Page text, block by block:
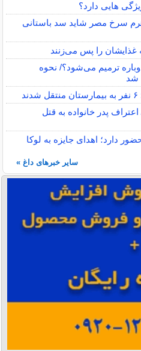
هایی دارد؟
سرخ مصر شاید سد باستانی
غذایشان را پس می‌زنند
ترمیم می‌شود؟/ نحوه
شد
در تهران/ اعتراف پدر خانواده به قتل
دارد؛ اهدای جایزه به لوکا
سایر خبرهای داغ »